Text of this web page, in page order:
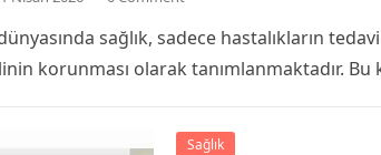
sağlık, sadece hastalıkların
korunması olarak tanımlanmaktadır. Bu
Sağlık